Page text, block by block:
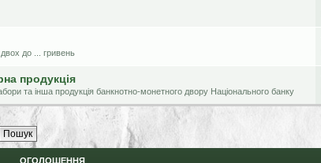
двох до ... гривень
продукція
та інша продукція банкнотно-монетного двору Національного банку
ОГОЛОШЕННЯ